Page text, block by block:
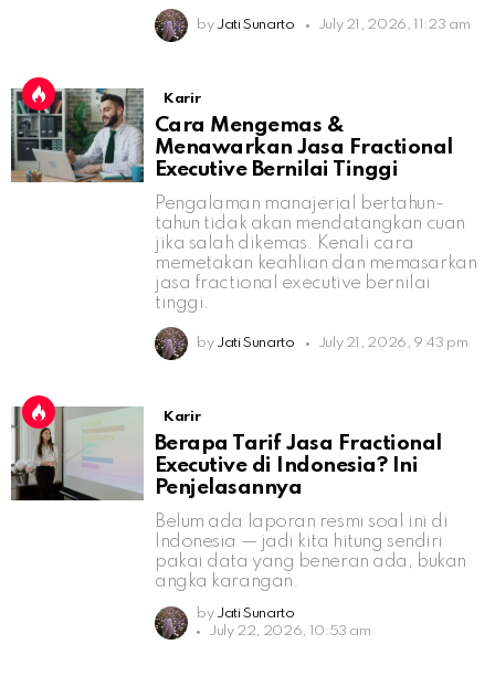
by Jati Sunarto July 21, 2026, 11:23 am
Karir
Cara Mengemas &
Menawarkan Jasa Fractional
Executive Bernilai Tinggi
Pengalaman manajerial bertahun-
tahun tidak akan mendatangkan cuan
jika salah dikemas. Kenali cara
memetakan keahlian dan memasarkan
jasa fractional executive bernilai
tinggi.
by Jati Sunarto July 21, 2026, 9:43 pm
Karir
Berapa Tarif Jasa Fractional
Executive di Indonesia? Ini
Penjelasannya
Belum ada laporan resmi soal ini di
Indonesia — jadi kita hitung sendiri
pakai data yang beneran ada, bukan
angka karangan.
by Jati Sunarto
July 22, 2026, 10:53 am